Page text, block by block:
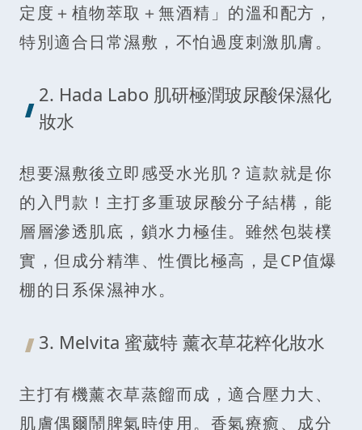
定度＋植物萃取＋無酒精」的溫和配方，
特別適合日常濕敷，不怕過度刺激肌膚。
2. Hada Labo 肌研極潤玻尿酸保濕化
妝水
想要濕敷後立即感受水光肌？這款就是你
的入門款！主打多重玻尿酸分子結構，能
層層滲透肌底，鎖水力極佳。雖然包裝樸
實，但成分精準、性價比極高，是CP值爆
棚的日系保濕神水。
3. Melvita 蜜葳特 薰衣草花粹化妝水
主打有機薰衣草蒸餾而成，適合壓力大、
肌膚偶爾鬧脾氣時使用。香氣療癒、成分